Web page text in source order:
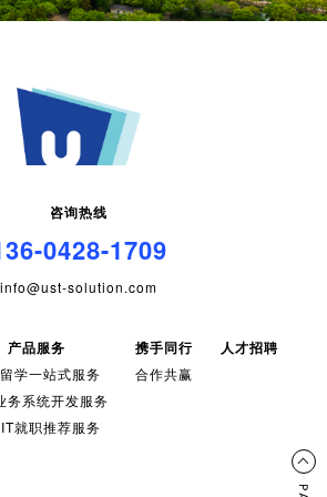
咨询热线
0428-1709
info@ust-solution.com
产品服务
学一站式服务
务系统开发服务
就职推荐服务
携手同行
合作共赢
人才招聘